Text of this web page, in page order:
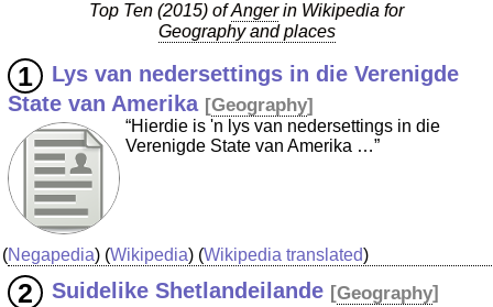
Top Ten (2015) ofAngerin Wikipedia for
Geography and places
Lys van nedersettings in die Verenigde
State van Amerika [Geography]
“Hierdie is 'n lys van nedersettings in die
Verenigde State van Amerika …”
(Negapedia) (Wikipedia) (Wikipedia translated)
Suidelike Shetlandeilande [Geography]